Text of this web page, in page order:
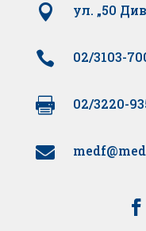
 ул. „50
 02/3103-
 02/3220-
